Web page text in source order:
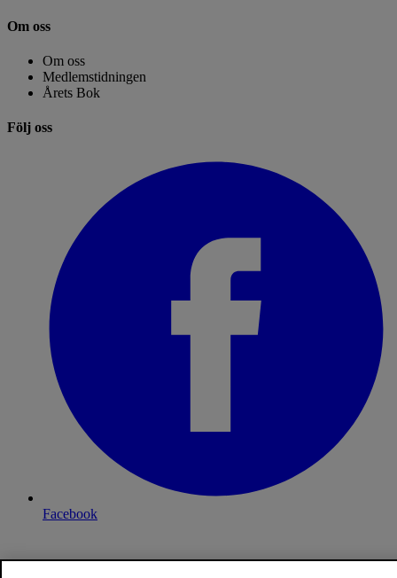
Om oss
Om oss
Medlemstidningen
Årets Bok
Följ oss
Facebook